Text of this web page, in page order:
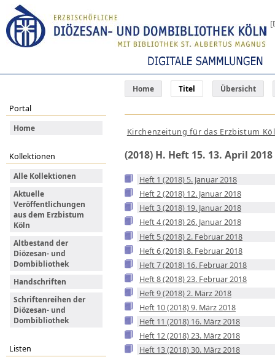
Home Titel Übersicht
Portal
Home
Kollektionen
Alle Kollektionen
Aktuelle
Veröffentlichungen
aus dem Erzbistum
Köln
Altbestand der
Diözesan- und
Dombibliothek
Handschriften
Schriftenreihen der
Diözesan- und
Dombibliothek
Listen
Kirchenzeitung für das Erzbistum
(2018) H. Heft 15. 13. April 2018
Heft 1 (2018) 5. Januar 2018
Heft 2 (2018) 12. Januar 2018
Heft 3 (2018) 19. Januar 2018
Heft 4 (2018) 26. Januar 2018
Heft 5 (2018) 2. Februar 2018
Heft 6 (2018) 8. Februar 2018
Heft 7 (2018) 16. Februar 2018
Heft 8 (2018) 23. Februar 2018
Heft 9 (2018) 2. März 2018
Heft 10 (2018) 9. März 2018
Heft 11 (2018) 16. März 2018
Heft 12 (2018) 23. März 2018
Heft 13 (2018) 30. März 2018